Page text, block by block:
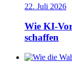
22. Juli 2026
Wie KI-
schaffen